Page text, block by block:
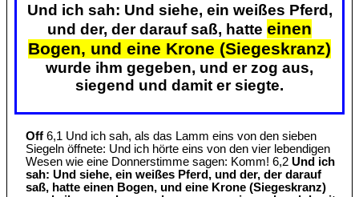
Und ich sah: Und siehe, ein weißes Pferd,
und der, der darauf saß, hatte einen
Bogen, und eine Krone (Siegeskranz)
wurde ihm gegeben, und er zog aus,
siegend und damit er siegte.
Off 6,1 Und ich sah, als das Lamm eins von den sieben
Siegeln öffnete: Und ich hörte eins von den vier lebendigen
Wesen wie eine Donnerstimme sagen: Komm! 6,2Und ich
sah: Und siehe, ein weißes Pferd, und der, der darauf
saß, hatte einen Bogen, und eine Krone (Siegeskranz)